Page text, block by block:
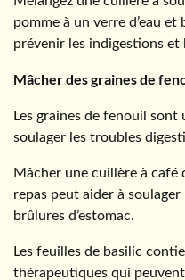
pomme à un verre d’eau
prévenir les indigestions et
Mâcher des graines de
Les graines de fenouil
soulager les troubles
Mâcher une cuillère à café
repas peut aider à
brûlures d’estomac.
Les feuilles de basilic
thérapeutiques qui